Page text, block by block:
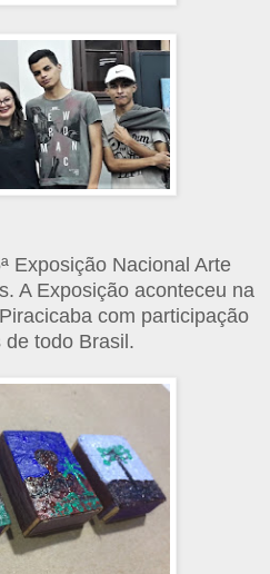
Exposição Nacional Arte
A Exposição aconteceu na
com participação
de todo Brasil.